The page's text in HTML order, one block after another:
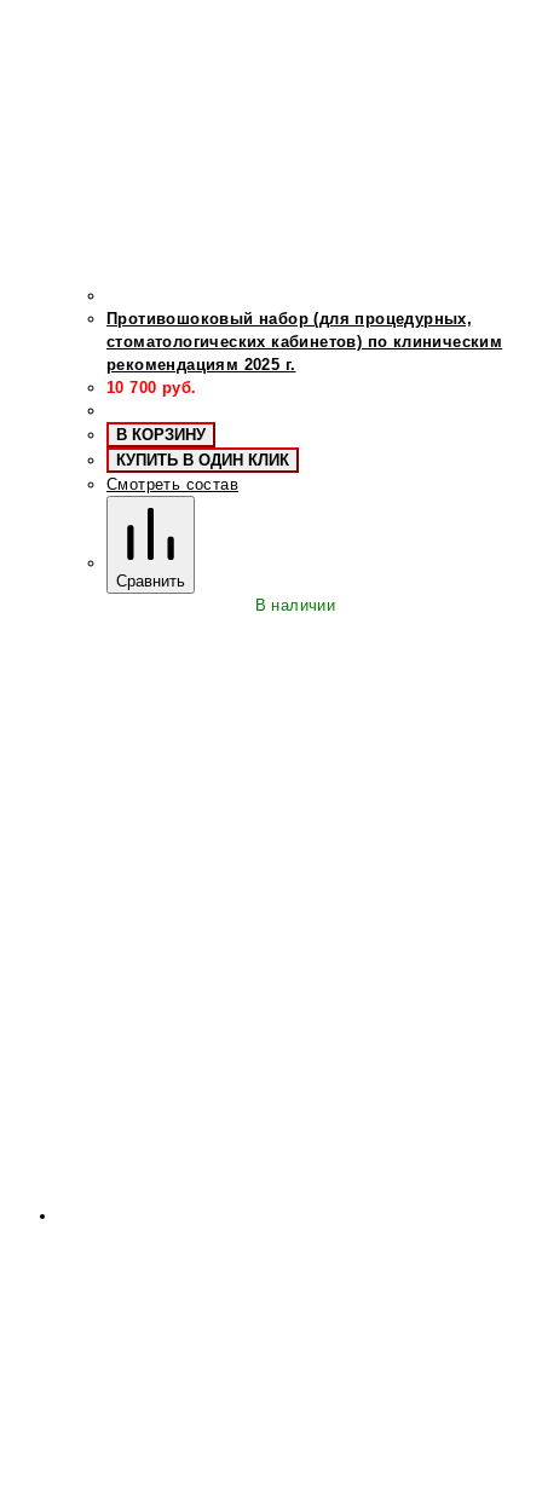
Противошоковый набор (для процедурных,
стоматологических кабинетов) по клиническим
рекомендациям 2025 г.
10 700 руб.
В КОРЗИНУ
КУПИТЬ В ОДИН КЛИК
Смотреть состав
Сравнить
В наличии